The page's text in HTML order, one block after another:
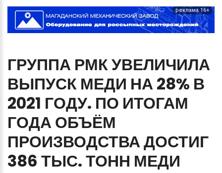
реклама 16+
ГРУППА РМКУВЕЛИЧИЛА
ВЫПУСК МЕДИ НА 28% В
2021 ГОДУ. ПО ИТОГАМ
ГОДА ОБЪЁМ
ПРОИЗВОДСТВАДОСТИГ
386 ТЫС.ТОНН МЕДИ